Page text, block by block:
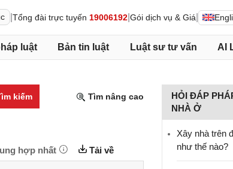
Tổng đài trực tuyến 19006192 Gói dịch vụ & Giá
luật Bản tin luật Luật sư tư vấn AI
kiếm Tìm nâng cao
hợp nhất Tải về
HỎI ĐÁP
NHÀ Ở
Xây nhà trên
như thế nào?